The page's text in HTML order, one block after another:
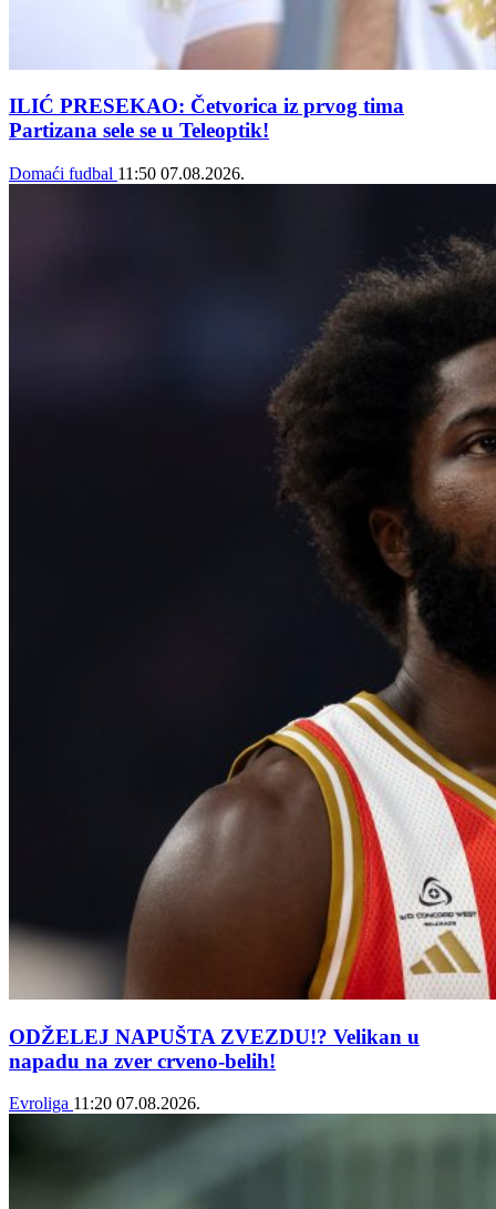
ILIĆ PRESEKAO: Četvorica iz prvog tima
Partizana sele se u Teleoptik!
Domaći fudbal 11:50 07.08.2026.
ODŽELEJ NAPUŠTA ZVEZDU!? Velikan u
napadu na zver crveno-belih!
Evroliga 11:20 07.08.2026.